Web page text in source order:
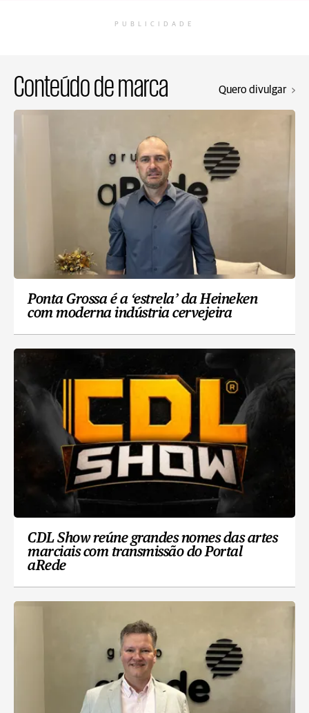
PUBLICIDADE
Conteúdo de marca Quero divulgar
Ponta Grossa é a ‘estrela’ da Heineken
com moderna indústria cervejeira
CDL Show reúne grandes nomes das artes
marciais com transmissão do Portal
aRede